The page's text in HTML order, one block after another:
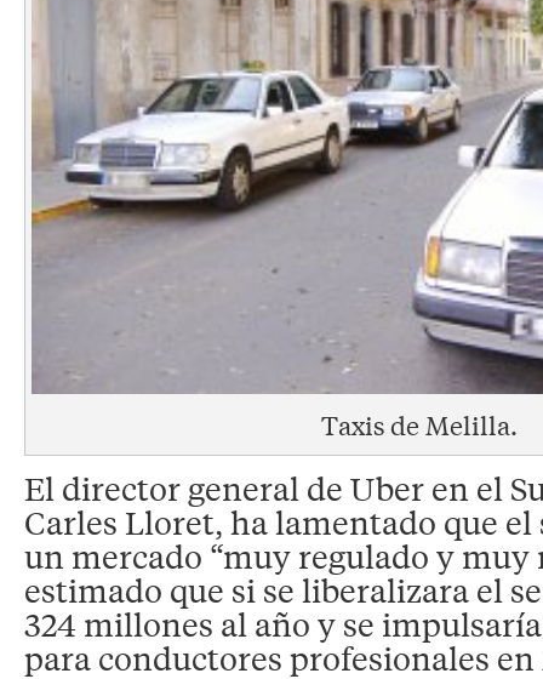
Taxis de Melilla.
El director general de Uber en el
Carles Lloret, ha lamentado que el
un mercado “muy regulado y muy
estimado que si se liberalizara el
324 millones al año y se
para conductores profesionales en